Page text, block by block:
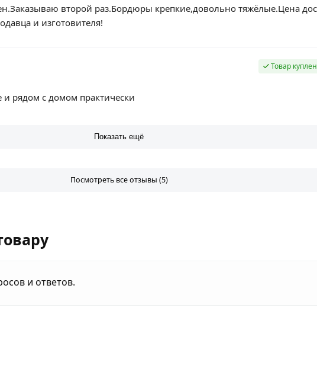
второй раз.Бордюры крепкие,довольно тяжёлые.Цена
и изготовителя!
Товар
рядом с домом практически
Показать ещё
Посмотреть все отзывы (5)
и ответов.